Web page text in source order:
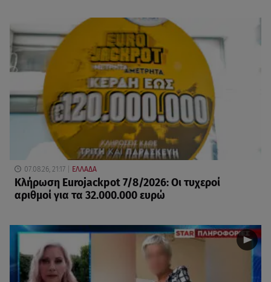
07.08.26, 21:17 ΕΛΛΑΔΑ
Κλήρωση Eurojackpot 7/8/2026: Οι τυχεροί
αριθμοί για τα 32.000.000 ευρώ